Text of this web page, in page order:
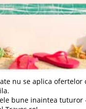
nu se aplica ofertelor
bune inaintea tuturor